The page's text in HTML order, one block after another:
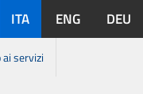
disponibili:
ITA ENG DEU
ai servizi